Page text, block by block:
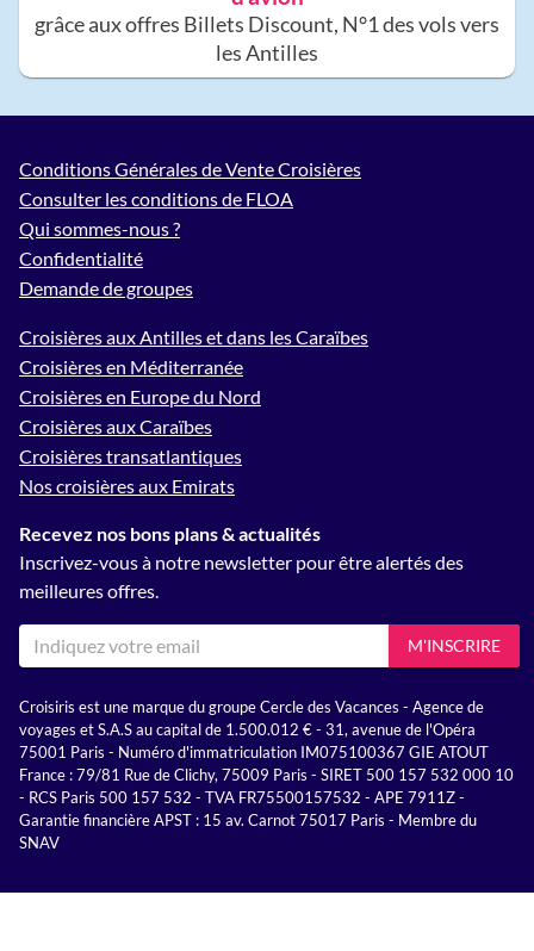
grâce aux offres Billets Discount, N°1 des vols vers
les Antilles
Conditions Générales de Vente Croisières
Consulter les conditions de FLOA
Qui sommes-nous ?
Confidentialité
Demande de groupes
Croisières aux Antilles et dans les Caraïbes
Croisières en Méditerranée
Croisières en Europe du Nord
Croisières aux Caraïbes
Croisières transatlantiques
Nos croisières aux Emirats
Recevez nos bons plans & actualités
Inscrivez-vous à notre newsletter pour être alertés des
meilleures offres.
M'INSCRIRE
Croisiris est une marque du groupe Cercle des Vacances - Agence de
voyages et S.A.S au capital de 1.500.012 € - 31, avenue de l'Opéra
75001 Paris - Numéro d'immatriculation IM075100367 GIE ATOUT
France : 79/81 Rue de Clichy, 75009 Paris - SIRET 500 157 532 000 10
- RCS Paris 500 157 532 - TVA FR75500157532 - APE 7911Z -
Garantie financière APST : 15 av. Carnot 75017 Paris - Membre du
SNAV